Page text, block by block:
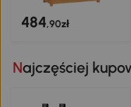
484,90zł
Najczęściej